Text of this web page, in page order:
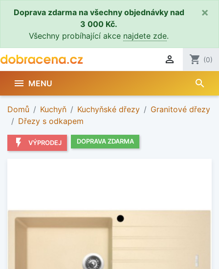
Doprava zdarma na všechny objednávky nad
3 000 Kč.
Všechny probíhající akce najdete zde.
×
 shopping_cart (0)
 MENU search
Domů Kuchyň Kuchyňské dřezy
Granitové dřezy
Dřezy s odkapem
flash_on VÝPRODEJ DOPRAVA ZDARMA